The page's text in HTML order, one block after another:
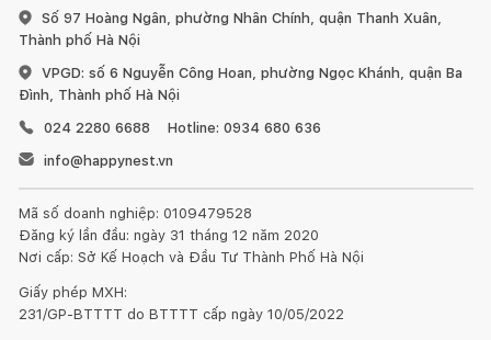
Số 97 Hoàng Ngân, phường Nhân Chính, quận Thanh Xuân,
Thành phố Hà Nội
VPGD: số 6 Nguyễn Công Hoan, phường Ngọc Khánh, quận Ba
Đình, Thành phố Hà Nội
024 2280 6688
Hotline: 0934 680 636
info@happynest.vn
Mã số doanh nghiệp: 0109479528
Đăng ký lần đầu: ngày 31 tháng 12 năm 2020
Nơi cấp: Sở Kế Hoạch và Đầu Tư Thành Phố Hà Nội
Giấy phép MXH:
231/GP-BTTTT do BTTTT cấp ngày 10/05/2022